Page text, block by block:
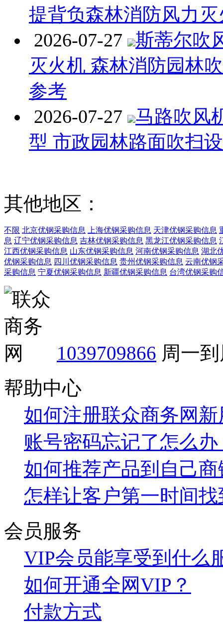
提背负森林消防风力
2026-07-27
斯蒂尔吹
灭火机 森林消防园林
参考
2026-07-27
马路吹风
型 市政园林路面吹扫
其他地区：
不限 北京优钢采购信息 上海优钢采购信息 天津优钢采购信息
息 辽宁优钢采购信息 吉林优钢采购信息 黑龙江优钢采购信息
江西优钢采购信息 山东优钢采购信息 河南优钢采购信息 湖北
优钢采购信息 四川优钢采购信息 贵州优钢采购信息 云南优钢
采购信息 宁夏优钢采购信息 新疆优钢采购信息 台湾优钢采购
1039709866 周一
帮助中心
如何注册联众商务网
账号密码忘记了怎么办
如何推荐产品到自己
怎样让客户第一时间
会员服务
VIP会员能享受到什么
如何开通全网VIP？
付款方式